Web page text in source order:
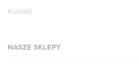
Kontakt
NASZE SKLEPY